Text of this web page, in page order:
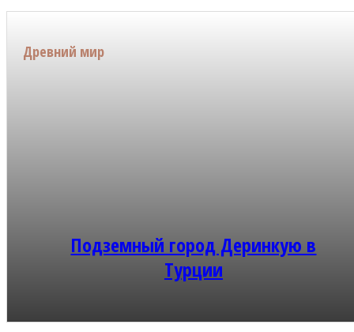
Древний мир
Подземный город Деринкую в
Турции